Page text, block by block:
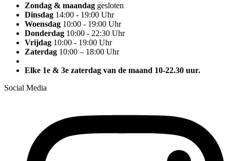
Zondag & maandag gesloten
Dinsdag 14:00 - 19:00 Uhr
Woensdag 10:00 - 19:00 Uhr
Donderdag 10:00 - 22:30 Uhr
Vrijdag 10:00 - 19:00 Uhr
Zaterdag 10:00 – 18:00 Uhr
Elke 1e & 3e zaterdag van de maand 10-22.30 uur.
Social Media